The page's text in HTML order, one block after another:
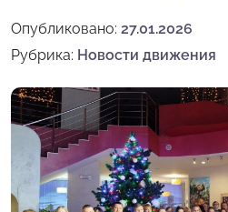
Опубликовано: 27.01.2026
Рубрика: Новости движения